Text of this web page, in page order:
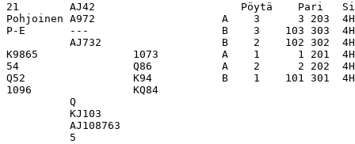
21        AJ42                       Pöytä    Pari
Pohjoinen A972                    A    3      3 203
P-E       ---                     B    3    103 303  4H
AJ732                   B    2    102 302
K9865               1073          A    1      1 201
54                  Q86           A    2      2 202  4H
Q52                 K94           B    1    101 301
1096                KQ84
          Q
          KJ103
          AJ108763
          5